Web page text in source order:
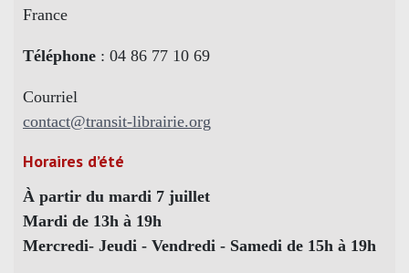
France
Téléphone : 04 86 77 10 69
Courriel
contact@transit-librairie.org
Horaires d’été
À partir du mardi 7 juillet
Mardi de 13h à 19h
Mercredi- Jeudi - Vendredi - Samedi de 15h à 19h